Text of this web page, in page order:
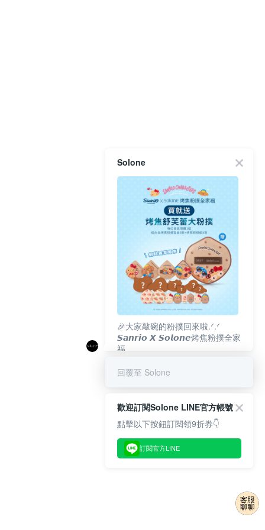
Solone
🎉大家敲碗的粉撲回來啦.ᐟ‪‪.ᐟ
𝙎𝙖𝙣𝙧𝙞𝙤 𝙓 𝙎𝙤𝙡𝙤𝙣𝙚烤焦粉撲全家
福
回覆至 Solone
歡迎訂閱Solone LINE官方帳號
點擊以下按鈕訂閱領9折券👇
訂閱官方LINE